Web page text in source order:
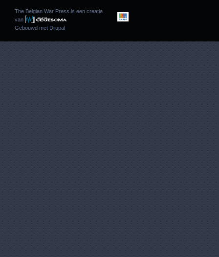
The Belgian War Press is een creatie
van
Gebouwd met Drupal